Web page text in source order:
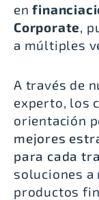
en
Corporate,
a múltiples
A través de
experto, los
orientación
mejores
para cada
soluciones a
productos